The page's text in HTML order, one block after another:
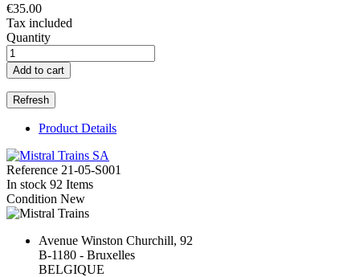
€35.00
Tax included
Quantity
Add to cart
Product Details
Reference 21-05-S001
In stock 92 Items
Condition New
Avenue Winston Churchill, 92
B-1180 - Bruxelles
BELGIQUE